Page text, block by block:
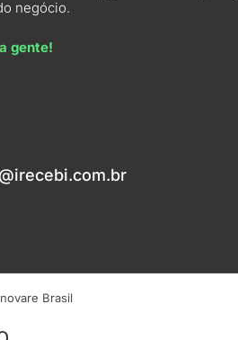
negócio.
gente!
Brasil